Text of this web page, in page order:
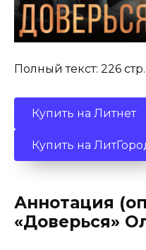
Полный текст: 226 стр.
Купить на Литнет
Купить на
Аннотация
«Доверься»